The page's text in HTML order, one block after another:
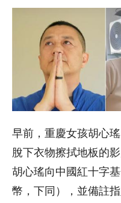
早前，重慶女孩胡心
脫下衣物擦拭地板的
胡心瑤向中國紅十字
幣，下同），並備註